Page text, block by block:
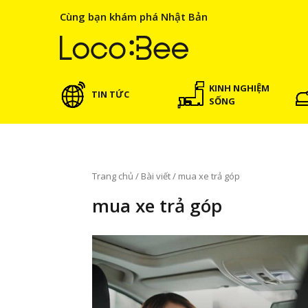
Cùng bạn khám phá Nhật Bản
TIN TỨC
KINH NGHIỆM
SỐNG
Trang chủ / Bài viết/ mua xe trả góp
mua xe trả góp